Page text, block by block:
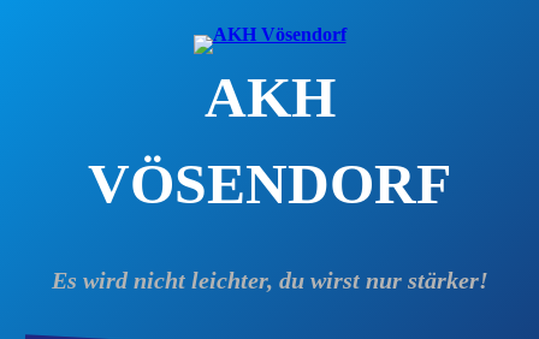
AKH
VÖSENDORF
Es wird nicht leichter, du wirst nur stärker!